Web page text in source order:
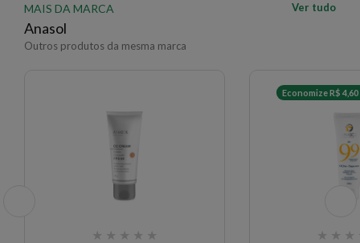
MAIS DA MARCA
Anasol
Outros produtos da mesma marca
Ver tudo
★ ★ ★ ★ ★
Economize R$
★ ★ ★